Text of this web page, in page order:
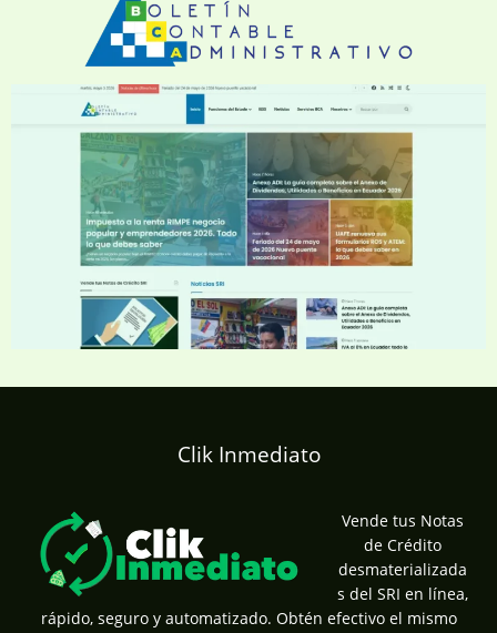
Clik Inmediato
Vende tus Notas
de Crédito
desmaterializada
s del SRI en línea,
rápido, seguro y automatizado. Obtén efectivo el mismo